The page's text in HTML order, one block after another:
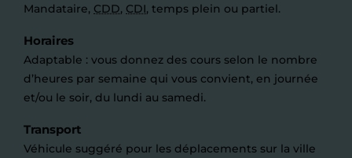
Mandataire, CDD, CDI, temps plein ou partiel.
Horaires
Adaptable : vous donnez des cours selon le nombre
d’heures par semaine qui vous convient, en journée
et/ou le soir, du lundi au samedi.
Transport
Véhicule suggéré pour les déplacements sur la ville